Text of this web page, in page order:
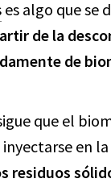
es algo que se
de la
de
que el
en
residuos